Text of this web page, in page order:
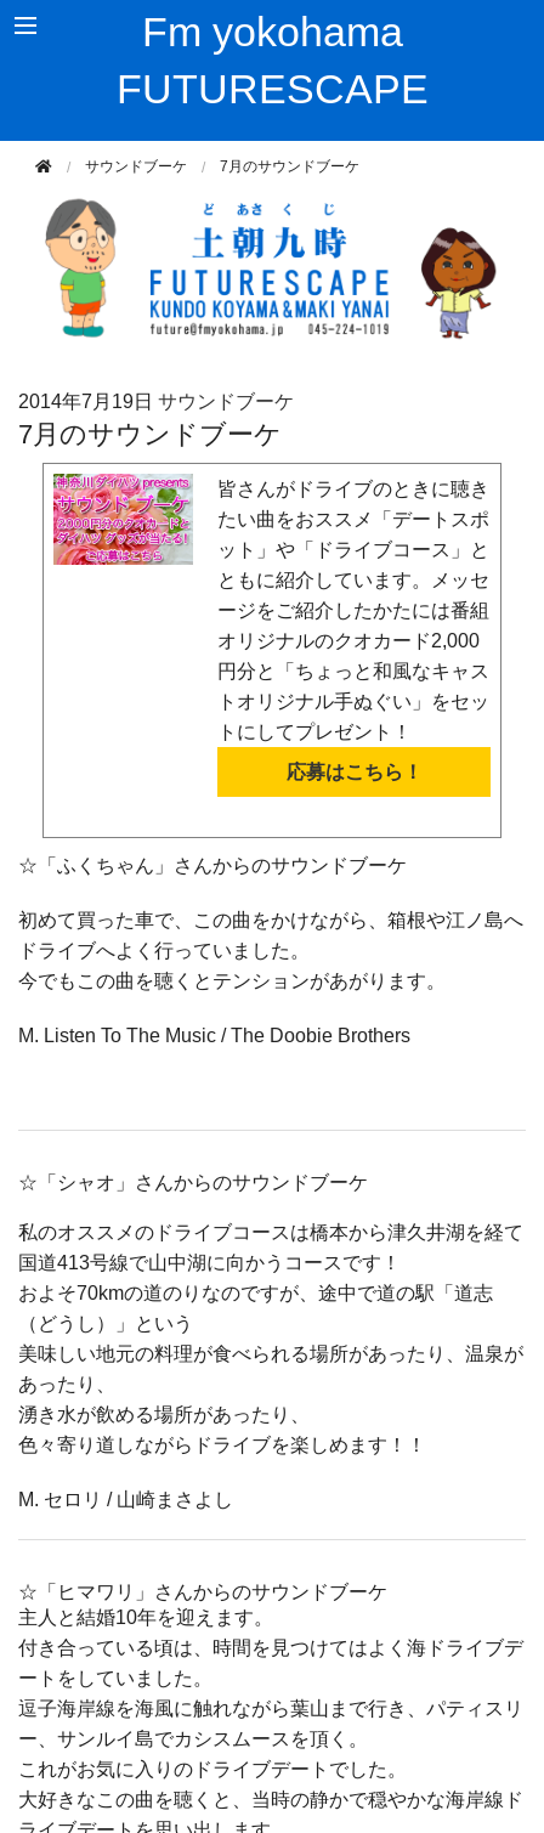
Fm yokohama
FUTURESCAPE
サウンドブーケ 7月のサウンドブーケ
2014年7月19日 サウンドブーケ
7月のサウンドブーケ
皆さんがドライブのときに聴き
たい曲をおススメ「デートスポ
ット」や「ドライブコース」と
ともに紹介しています。メッセ
ージをご紹介したかたには番組
オリジナルのクオカード2,000
円分と「ちょっと和風なキャス
トオリジナル手ぬぐい」をセッ
トにしてプレゼント！
応募はこちら！
☆「ふくちゃん」さんからのサウンドブーケ
初めて買った車で、この曲をかけながら、箱根や江ノ島へ
ドライブへよく行っていました。
今でもこの曲を聴くとテンションがあがります。
M. Listen To The Music / The Doobie Brothers
☆「シャオ」さんからのサウンドブーケ
私のオススメのドライブコースは橋本から津久井湖を経て
国道413号線で山中湖に向かうコースです！
およそ70kmの道のりなのですが、途中で道の駅「道志
（どうし）」という
美味しい地元の料理が食べられる場所があったり、温泉が
あったり、
湧き水が飲める場所があったり、
色々寄り道しながらドライブを楽しめます！！
M. セロリ / 山崎まさよし
☆「ヒマワリ」さんからのサウンドブーケ
主人と結婚10年を迎えます。
付き合っている頃は、時間を見つけてはよく海ドライブデ
ートをしていました。
逗子海岸線を海風に触れながら葉山まで行き、パティスリ
ー、サンルイ島でカシスムースを頂く。
これがお気に入りのドライブデートでした。
大好きなこの曲を聴くと、当時の静かで穏やかな海岸線ド